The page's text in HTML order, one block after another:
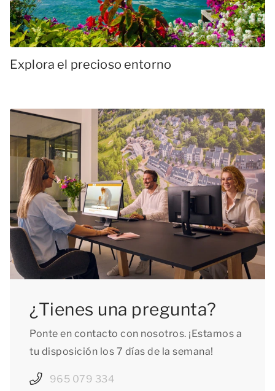
Explora el precioso entorno
¿Tienes una pregunta?
Ponte en contacto con nosotros. ¡Estamos a
tu disposición los 7 días de la semana!
965 079 334